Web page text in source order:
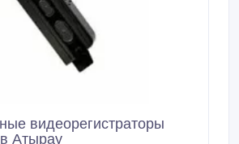
видеорегистраторы
Атырау